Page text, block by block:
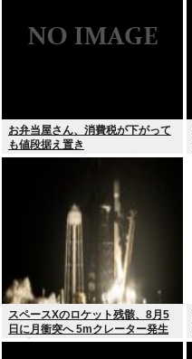
お弁当屋さん、消費税が下がって
も値段据え置き
スペースXのロケット残骸、8月5
日に月衝突へ 5mクレーター発生
予測